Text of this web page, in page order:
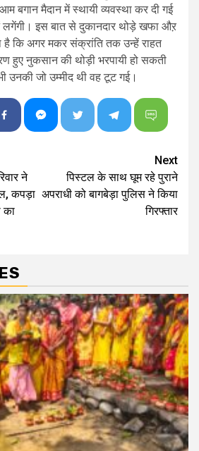
बगान मैदान में स्थायी व्यवस्था कर दी गई
इस बात से दुकानदार थोड़े खफा औऱ
कि अगर मकर संक्रांति तक उन्हें राहत
हुए नुकसान की थोड़ी भरपायी हो सकती
उनकी जो उम्मीद थी वह टूट गई।
ने
कपड़ा
का
Next
पिस्टल के साथ घूम रहे पुराने
अपराधी को बागबेड़ा पुलिस ने किया
गिरफ्तार